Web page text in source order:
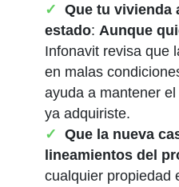
Que tu vivienda
estado: Aunque
Infonavit revisa que
en malas
ayuda a mantener
ya adquiriste.
Que la nueva
lineamientos del
cualquier propiedad